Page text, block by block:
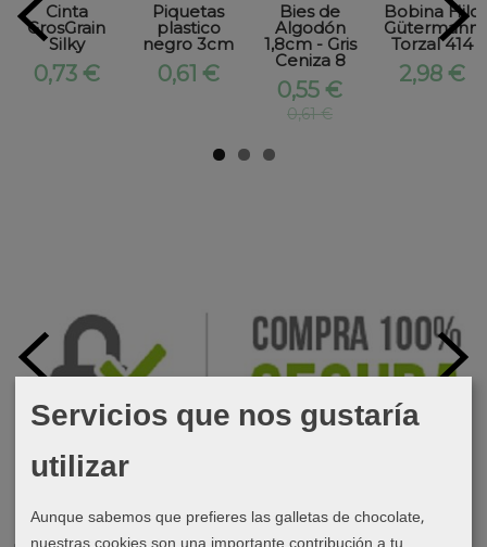
Cinta
GrosGrain
Silky
0,73 €
Piquetas
plastico
negro 3cm
0,61 €
Bies de
Algodón
1,8cm - Gris
Ceniza 8
0,55 €
0,61 €
Bobina Hilo
Gütermann
Torzal 414
2,98 €
Servicios que nos gustaría
utilizar
Aunque sabemos que prefieres las galletas de chocolate,